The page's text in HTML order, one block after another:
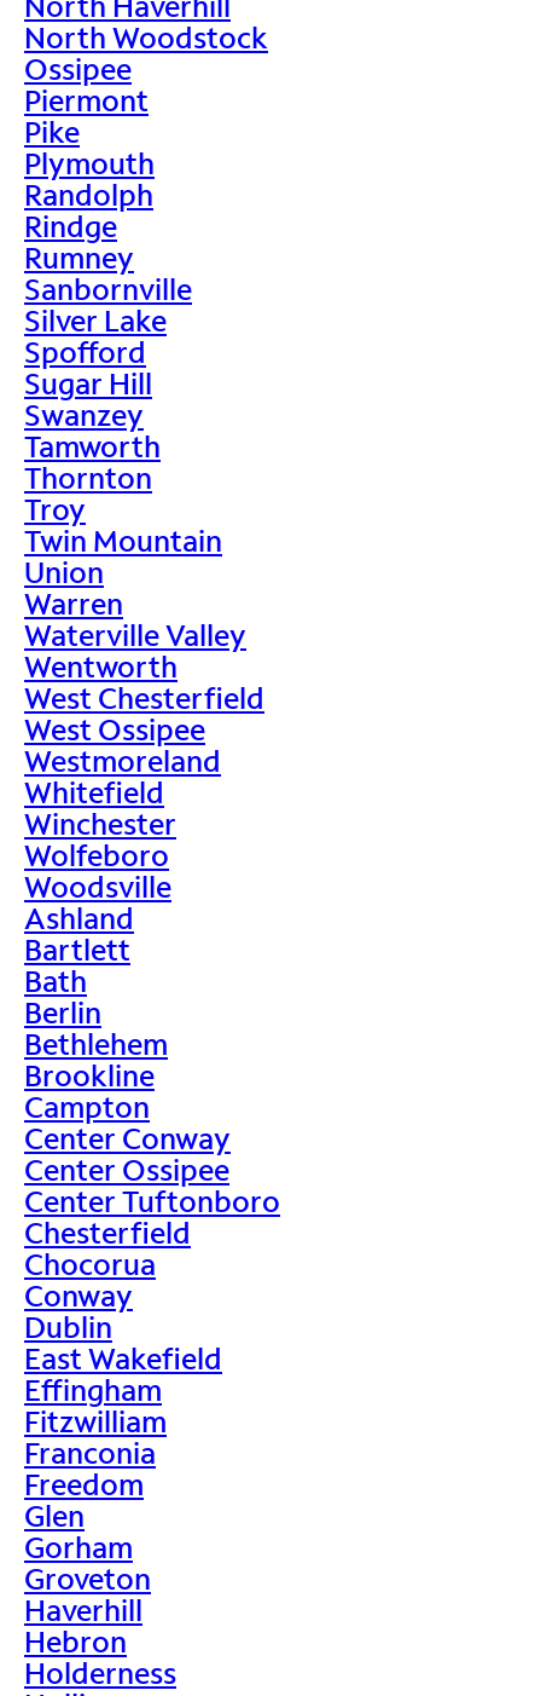
North Woodstock
Ossipee
Piermont
Pike
Plymouth
Randolph
Rindge
Rumney
Sanbornville
Silver Lake
Spofford
Sugar Hill
Swanzey
Tamworth
Thornton
Troy
Twin Mountain
Union
Warren
Waterville Valley
Wentworth
West Chesterfield
West Ossipee
Westmoreland
Whitefield
Winchester
Wolfeboro
Woodsville
Ashland
Bartlett
Bath
Berlin
Bethlehem
Brookline
Campton
Center Conway
Center Ossipee
Center Tuftonboro
Chesterfield
Chocorua
Conway
Dublin
East Wakefield
Effingham
Fitzwilliam
Franconia
Freedom
Glen
Gorham
Groveton
Haverhill
Hebron
Holderness